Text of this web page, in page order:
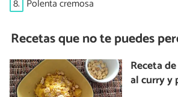
8. Polenta cremosa
Recetas que no te puedes
Receta
al curry y